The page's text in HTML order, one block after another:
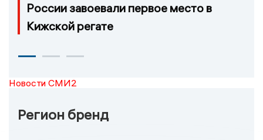
России завоевали первое место в
Кижской регате
Новости СМИ2
Регион бренд